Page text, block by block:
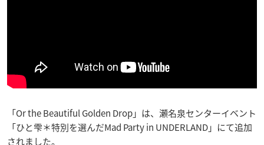
「Or the Beautiful Golden Drop」は、瀬名泉センターイベント
「ひと雫＊特別を選んだMad Party in UNDERLAND」にて追加
されました。